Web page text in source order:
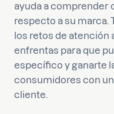
ayuda a comprender
respecto a su marca.
los retos de atención
enfrentas para que
específico y ganarte
consumidores con
cliente.